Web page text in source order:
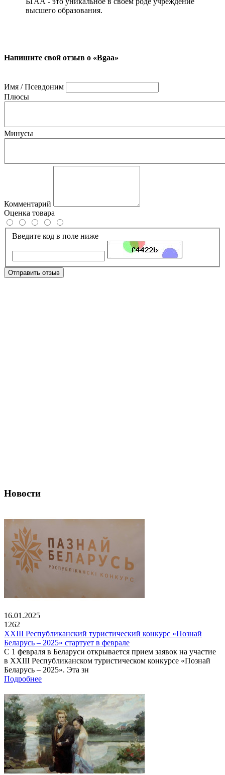
высшего образования.
Напишите свой отзыв о «Bgaa»
Имя / Псевдоним
Плюсы
Минусы
Комментарий
Оценка товара
Введите код в поле ниже
Отправить отзыв
Новости
16.01.2025
1262
XXIII Республиканский туристический конкурс «Познай
Беларусь – 2025» стартует в феврале
С 1 февраля в Беларуси открывается прием заявок на участие
в XXIII Республиканском туристическом конкурсе «Познай
Беларусь – 2025». Эта зн
Подробнее